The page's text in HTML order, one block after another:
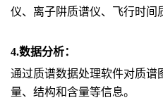
仪、离子阱质谱仪、飞行时间
4.数据分析：
通过质谱数据处理软件对质谱
量、结构和含量等信息。